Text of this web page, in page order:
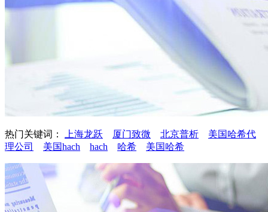
热门关键词： 上海龙跃 厦门致微 北京普析
美国哈希代
理公司
美国hach hach 哈希 美国哈希